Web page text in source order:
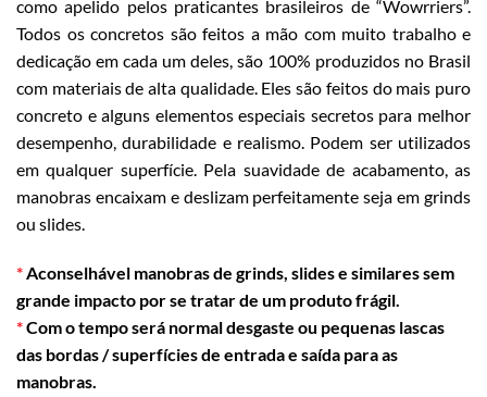
como apelido pelos praticantes brasileiros de “Wowrriers”.
Todos os concretos são feitos a mão com muito trabalho e
dedicação em cada um deles, são 100% produzidos no Brasil
com materiais de alta qualidade. Eles são feitos do mais puro
concreto e alguns elementos especiais secretos para melhor
desempenho, durabilidade e realismo. Podem ser utilizados
em qualquer superfície. Pela suavidade de acabamento, as
manobras encaixam e deslizam perfeitamente seja em grinds
ou slides.
*Aconselhável manobras de grinds, slides e similares sem
grande impacto por se tratar de um produto frágil.
*Com o tempo será normal desgaste ou pequenas lascas
das bordas / superfícies de entrada e saída para as
manobras.